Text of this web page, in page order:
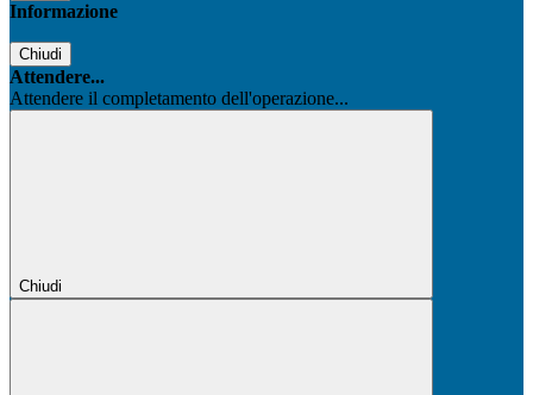
Informazione
Chiudi
Attendere...
Attendere il completamento dell'operazione...
Chiudi